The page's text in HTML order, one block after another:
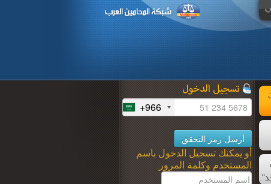
+966
أو يمكنك تسجيل الدخول باسم
المستخدم وكلمة المرور